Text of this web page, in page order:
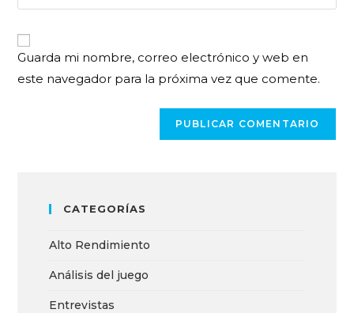
Guarda mi nombre, correo electrónico y web en
este navegador para la próxima vez que comente.
CATEGORÍAS
Alto Rendimiento
Análisis del juego
Entrevistas